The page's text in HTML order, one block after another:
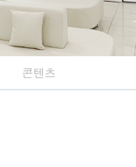
콘텐츠